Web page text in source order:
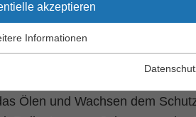
Ölen und
Ölen und Wachsen dem
akzeptieren
für grundlegende Funktionen der
Informationen